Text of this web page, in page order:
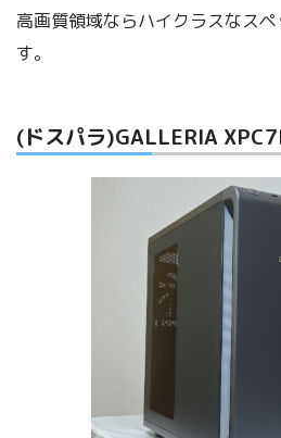
高画質領域ならハイクラスなス
す。
(ドスパラ)GALLERIA